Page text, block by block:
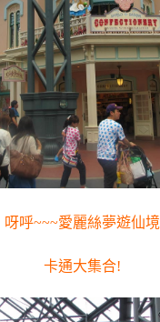
呀呼~~~愛麗絲夢遊仙境
卡通大集合!